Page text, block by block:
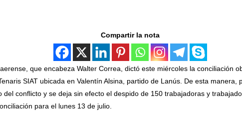
Compartir la nota
que encabeza Walter Correa, dictó este miércoles la conciliación
SIAT ubicada en Valentín Alsina, partido de Lanús. De esta manera,
del conflicto y se deja sin efecto el despido de 150 trabajadoras y
para el lunes 13 de julio.